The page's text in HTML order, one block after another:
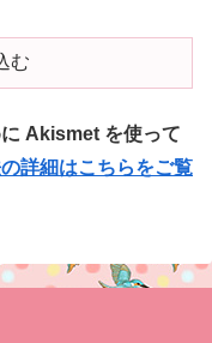
む
Akismet を使って
詳細はこちらをご覧